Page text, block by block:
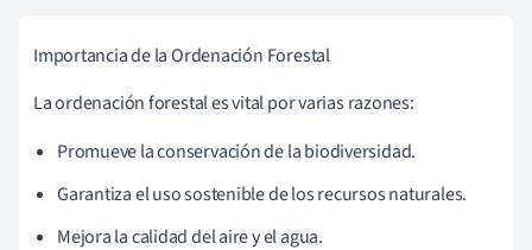
Importancia de la Ordenación Forestal
La ordenación forestal es vital por varias razones:
Promueve la conservación de la biodiversidad.
Garantiza el uso sostenible de los recursos naturales.
Mejora la calidad del aire y el agua.